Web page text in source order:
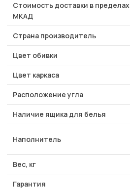
Стоимость доставки в пределах
МКАД
Страна производитель
Цвет обивки
Цвет каркаса
Расположение угла
Наличие ящика для белья
Наполнитель
Вес, кг
Гарантия